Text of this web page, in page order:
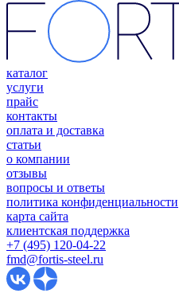
каталог
услуги
прайс
контакты
оплата и доставка
статьи
о компании
отзывы
вопросы и ответы
политика конфиденциальности
карта сайта
клиентская поддержка
+7 (495) 120-04-22
fmd@fortis-steel.ru